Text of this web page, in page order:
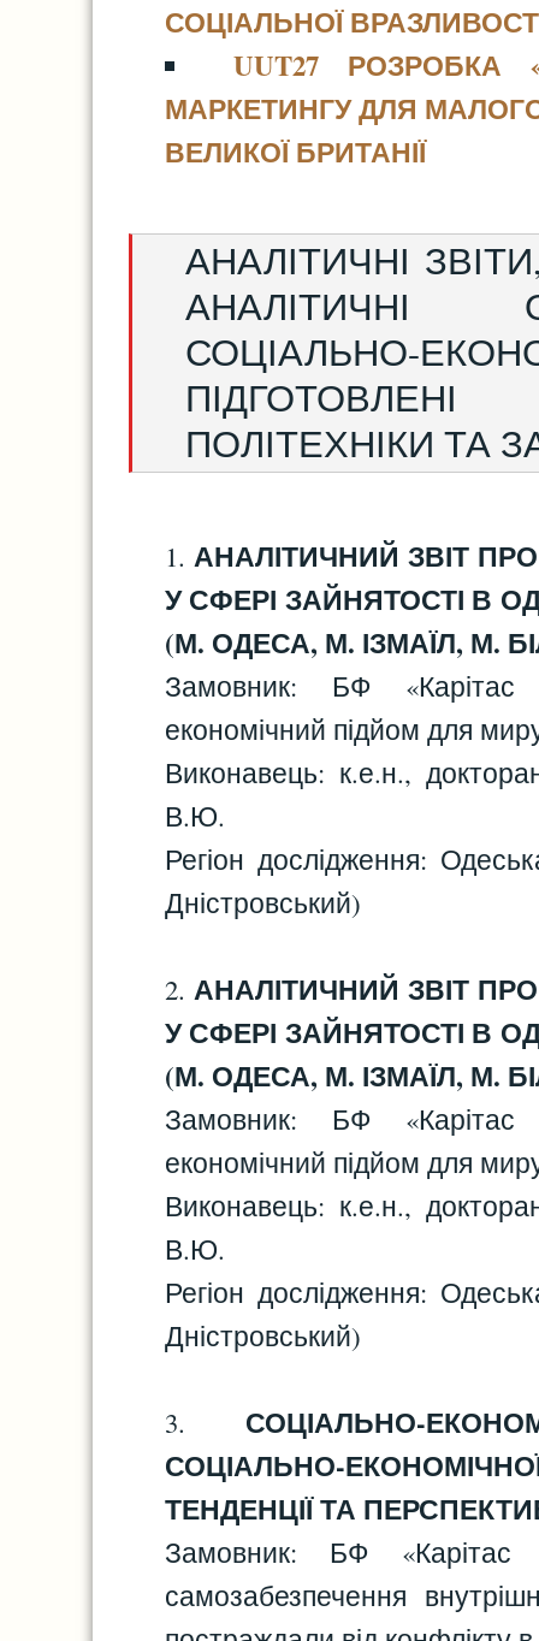
СОЦІАЛЬНОЇ
UUT27 РОЗРОБКА
МАРКЕТИНГУ ДЛЯ
ВЕЛИКОЇ БРИТАНІЇ
АНАЛІТИЧНІ
АНАЛІТИЧНІ
СОЦІАЛЬНО-
ПОЛІТЕХНІКИ ТА
1. АНАЛІТИЧНИЙ ЗВІТ
У СФЕРІ ЗАЙНЯТОСТІ В
(М. ОДЕСА, М. ІЗМАЇЛ, М.
Замовник: БФ
економічний підйом для
Виконавець: к.е.н.,
В.Ю.
Регіон дослідження:
Дністровський)
2. АНАЛІТИЧНИЙ ЗВІТ
У СФЕРІ ЗАЙНЯТОСТІ В
(М. ОДЕСА, М. ІЗМАЇЛ, М.
Замовник: БФ
економічний підйом для
Виконавець: к.е.н.,
В.Ю.
Регіон дослідження:
Дністровський)
3. СОЦІАЛЬНО-
СОЦІАЛЬНО-
ТЕНДЕНЦІЇ ТА
Замовник: БФ
самозабезпечення